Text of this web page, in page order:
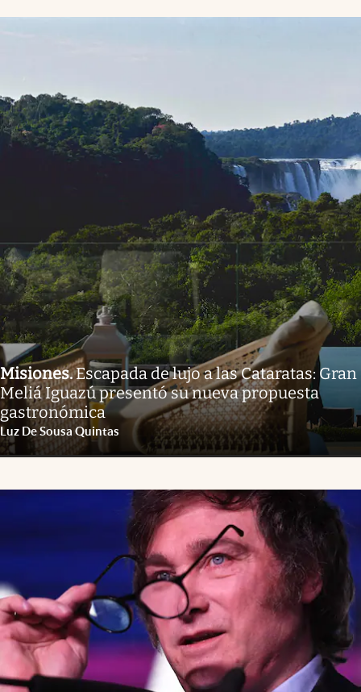
Misiones.Escapada de lujo a las Cataratas: Gran
Meliá Iguazú presentó su nueva propuesta
gastronómica
Luz De Sousa Quintas